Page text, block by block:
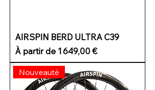
AIRSPIN BERD ULTRA C39
À partir de 1 649,00 €
Prix promotionnel
Nouveauté